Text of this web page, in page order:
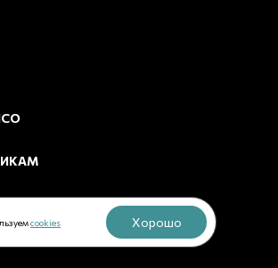
cookies Хорошо